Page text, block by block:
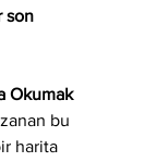
son
Okumak
bu
harita